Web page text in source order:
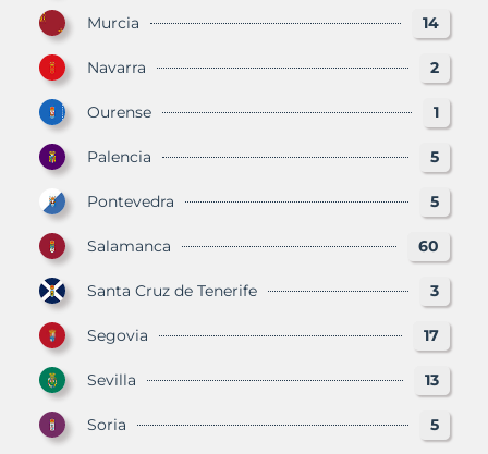
Murcia 14
Navarra 2
Ourense 1
Palencia 5
Pontevedra 5
Salamanca 60
Santa Cruz de Tenerife 3
Segovia 17
Sevilla 13
Soria 5